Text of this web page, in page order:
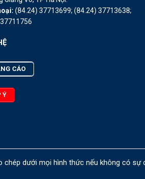
(84.24) 37713699;(84.24) 37713638;
CÁO
Ý
chép dưới mọi hình thức nếu không có sự